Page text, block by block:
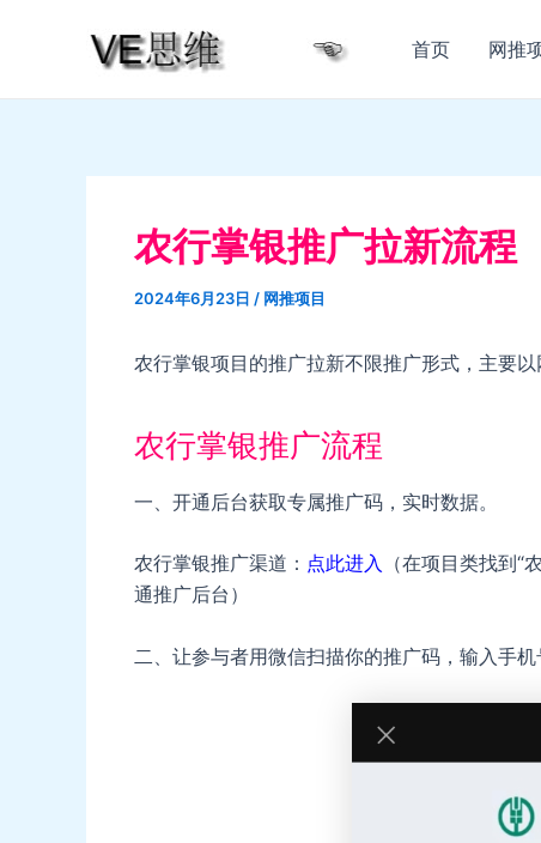
首页 网推
农行掌银推广拉新流程
2024年6月23日 / 网推项目
农行掌银项目的推广拉新不限推广形式，主要
农行掌银推广流程
一、开通后台获取专属推广码，实时数据。
农行掌银推广渠道： 点此进入 （在项目类找到
通推广后台）
二、让参与者用微信扫描你的推广码，输入手机